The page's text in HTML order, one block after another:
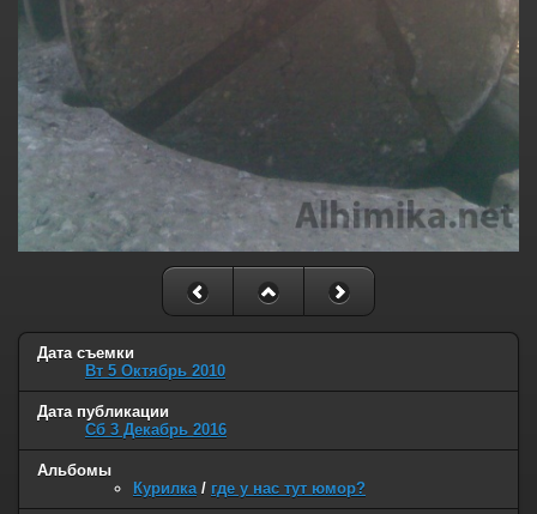
Дата съемки
Вт 5 Октябрь 2010
Дата публикации
Сб 3 Декабрь 2016
Альбомы
Курилка / где у нас тут юмор?